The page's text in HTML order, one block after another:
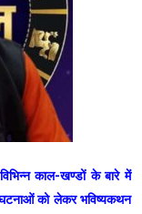
काल-खण्डों के बारे में
घटनाओं को लेकर भविष्यकथन